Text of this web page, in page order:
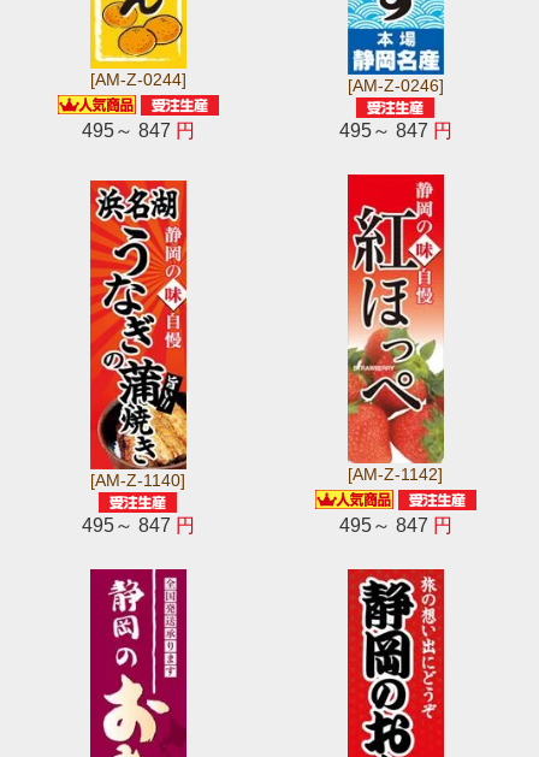
[AM-Z-0244]
495～ 847 円
[AM-Z-0246]
495～ 847 円
[AM-Z-1140]
495～ 847 円
[AM-Z-1142]
495～ 847 円